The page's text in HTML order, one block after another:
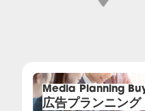
会社概要
事業所・アクセス
Media Planning
広告プランニン